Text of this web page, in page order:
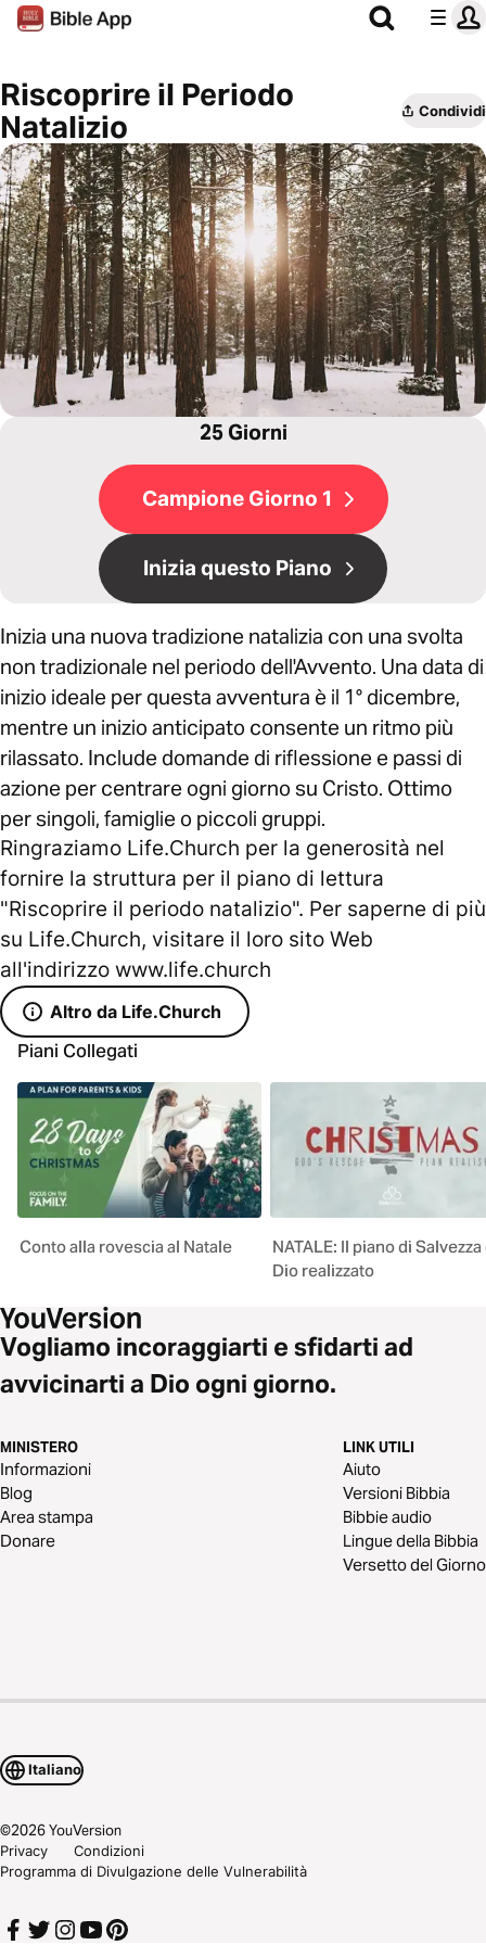
Riscoprire il Periodo
Natalizio
Condividi
25 Giorni
Campione Giorno 1
Inizia questo Piano
Inizia una nuova tradizione natalizia con una svolta
non tradizionale nel periodo dell'Avvento. Una data di
inizio ideale per questa avventura è il 1° dicembre,
mentre un inizio anticipato consente un ritmo più
rilassato. Include domande di riflessione e passi di
azione per centrare ogni giorno su Cristo. Ottimo
per singoli, famiglie o piccoli gruppi.
Ringraziamo Life.Church per la generosità nel
fornire la struttura per il piano di lettura
"Riscoprire il periodo natalizio". Per saperne di più
su Life.Church, visitare il loro sito Web
all'indirizzo www.life.church
Altro da Life.Church
Piani Collegati
Conto alla rovescia al Natale
NATALE: Il piano di Salvezza
Dio realizzato
Vogliamo incoraggiarti e sfidarti ad
avvicinarti a Dio ogni giorno.
MINISTERO
Informazioni
Blog
Area stampa
Donare
LINK UTILI
Aiuto
Versioni Bibbia
Bibbie audio
Lingue della Bibbia
Versetto del Giorno
Italiano
©2026YouVersion
Privacy
Condizioni
Programma di Divulgazione delle Vulnerabilità